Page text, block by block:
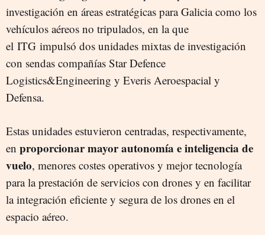
investigación en áreas estratégicas para Galicia como los
vehículos aéreos no tripulados, en la que
el ITG impulsó dos unidades mixtas de investigación
con sendas compañías Star Defence
Logistics&Engineering y Everis Aeroespacial y
Defensa.
Estas unidades estuvieron centradas, respectivamente,
en proporcionar mayor autonomía e inteligencia de
vuelo, menores costes operativos y mejor tecnología
para la prestación de servicios con drones y en facilitar
la integración eficiente y segura de los drones en el
espacio aéreo.